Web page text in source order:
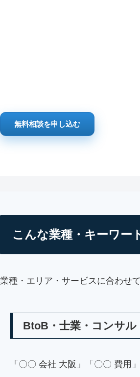
無料相談を申し込む
こんな業種・キーワー
業種・エリア・サービスに合わせ
BtoB・士業・コンサル
「〇〇 会社 大阪」「〇〇 費用